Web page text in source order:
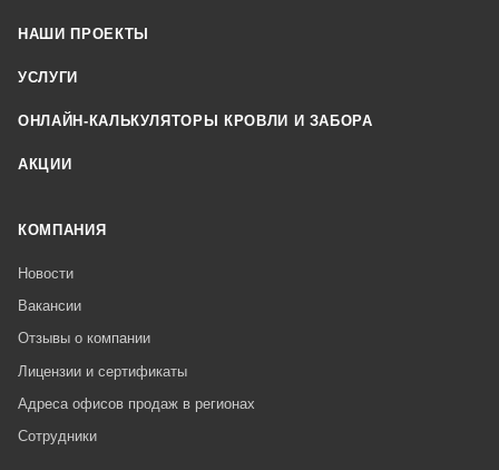
НАШИ ПРОЕКТЫ
УСЛУГИ
ОНЛАЙН-КАЛЬКУЛЯТОРЫ КРОВЛИ И ЗАБОРА
АКЦИИ
КОМПАНИЯ
Новости
Вакансии
Отзывы о компании
Лицензии и сертификаты
Адреса офисов продаж в регионах
Сотрудники